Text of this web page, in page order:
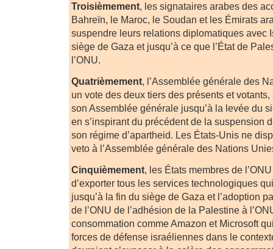
Troisièmement, les signataires arabes des
Bahreïn, le Maroc, le Soudan et les Émirats
suspendre leurs relations diplomatiques avec
siège de Gaza et jusqu’à ce que l’État de
l’ONU.
Quatrièmement, l’Assemblée générale des
un vote des deux tiers des présents et
son Assemblée générale jusqu’à la levée du
en s’inspirant du précédent de la suspension
son régime d’apartheid. Les États-Unis ne
veto à l’Assemblée générale des Nations
Cinquièmement, les États membres de
d’exporter tous les services technologiques
jusqu’à la fin du siège de Gaza et l’adoption
de l’ONU de l’adhésion de la Palestine à
consommation comme Amazon et Microsoft
forces de défense israéliennes dans le